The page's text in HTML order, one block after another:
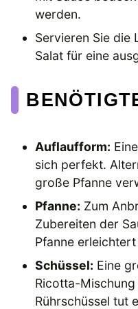
werden.
Servieren Sie die
Salat für eine
Auflaufform:
sich perfekt.
große Pfanne
Pfanne: Zum
Zubereiten der
Pfanne
Schüssel: Eine
Ricotta-
Rührschüssel tut